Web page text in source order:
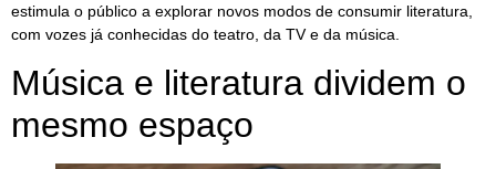
estimula o público a explorar novos modos de consumir literatura,
com vozes já conhecidas do teatro, da TV e da música.
Música e literatura dividem o
mesmo espaço